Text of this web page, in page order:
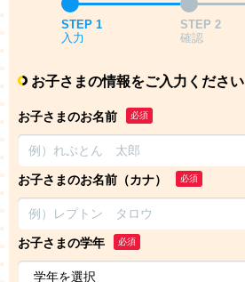
STEP 1
入力
STEP 2
確認
お子さまの情報をご入力ください
お子さまのお名前 必須
お子さまのお名前（カナ） 必須
お子さまの学年 必須